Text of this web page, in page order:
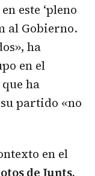
este ‘pleno
al Gobierno.
ha
en el
ha
partido «no
en el
de Junts,